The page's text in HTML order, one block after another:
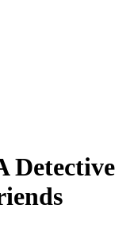
Detective